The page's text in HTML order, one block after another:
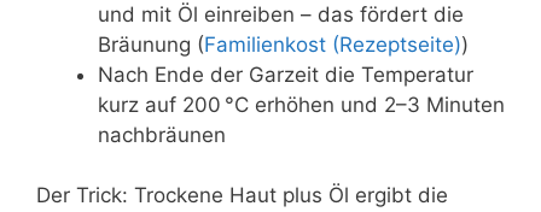
und mit Öl einreiben – das fördert die
Bräunung (Familienkost (Rezeptseite))
Nach Ende der Garzeit die Temperatur
kurz auf 200 °C erhöhen und 2–3 Minuten
nachbräunen
Der Trick: Trockene Haut plus Öl ergibt die